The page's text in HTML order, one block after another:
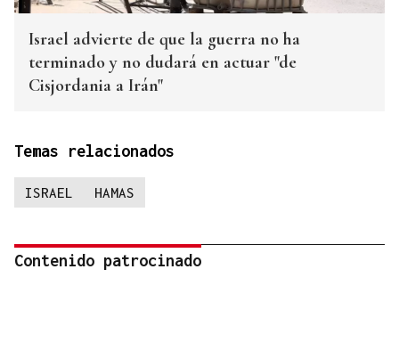
Israel advierte de que la guerra no ha
terminado y no dudará en actuar "de
Cisjordania a Irán"
Temas relacionados
ISRAEL HAMAS
Contenido patrocinado